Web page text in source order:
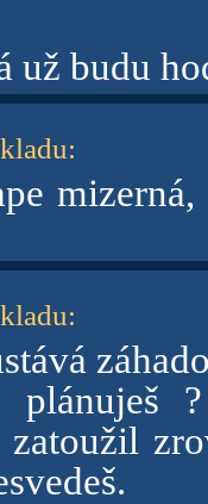
už budu
:
:
plánuješ
zatoužil